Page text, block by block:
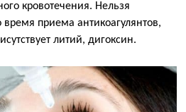
кровотечения. Нельзя
время приема антикоагулянтов,
литий, дигоксин.